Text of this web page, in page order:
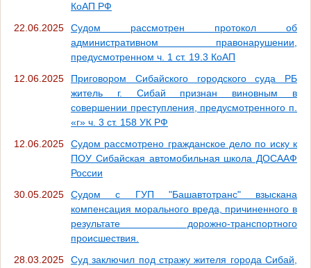
КоАП РФ
22.06.2025
Судом рассмотрен протокол об
административном правонарушении,
предусмотренном ч. 1 ст. 19.3 КоАП
12.06.2025
Приговором Сибайского городского суда РБ
житель г. Сибай признан виновным в
совершении преступления, предусмотренного п.
«г» ч. 3 ст. 158 УК РФ
12.06.2025
Судом рассмотрено гражданское дело по иску к
ПОУ Сибайская автомобильная школа ДОСААФ
России
30.05.2025
Судом с ГУП "Башавтотранс" взыскана
компенсация морального вреда, причиненного в
результате дорожно-транспортного
происшествия.
28.03.2025
Суд заключил под стражу жителя города Сибай,